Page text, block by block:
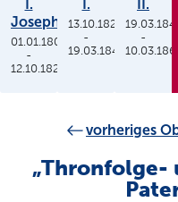
I.
Joseph
01.01.1806
-
12.10.1825
I.
13.10.1825
-
19.03.1848
II.
-
vorheriges
„Thronfolge-